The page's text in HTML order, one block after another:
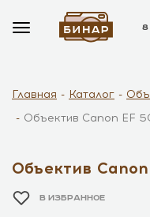
8
Главная Каталог
Объектив Canon EF
Объектив
В ИЗБРАННОЕ